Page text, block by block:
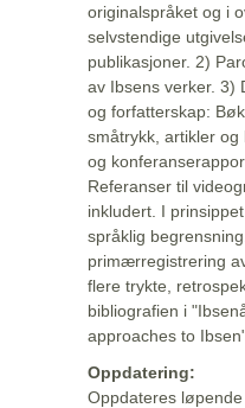
originalspråket og i
selvstendige
publikasjoner. 2)
av Ibsens verker. 3)
og forfatterskap:
småtrykk, artikler
og
Referanser til
inkludert. I
språklig
primærregistrering
flere trykte,
bibliografien i
approaches to
Oppdatering:
Oppdateres løpende